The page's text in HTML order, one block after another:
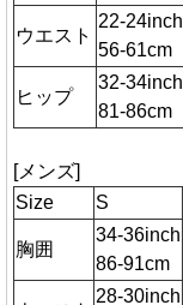
ウエスト
22-24inch
56-61cm
ヒップ
32-34inch
81-86cm
[メンズ]
Size
S
胸囲
34-36inch
86-91cm
28-30inch